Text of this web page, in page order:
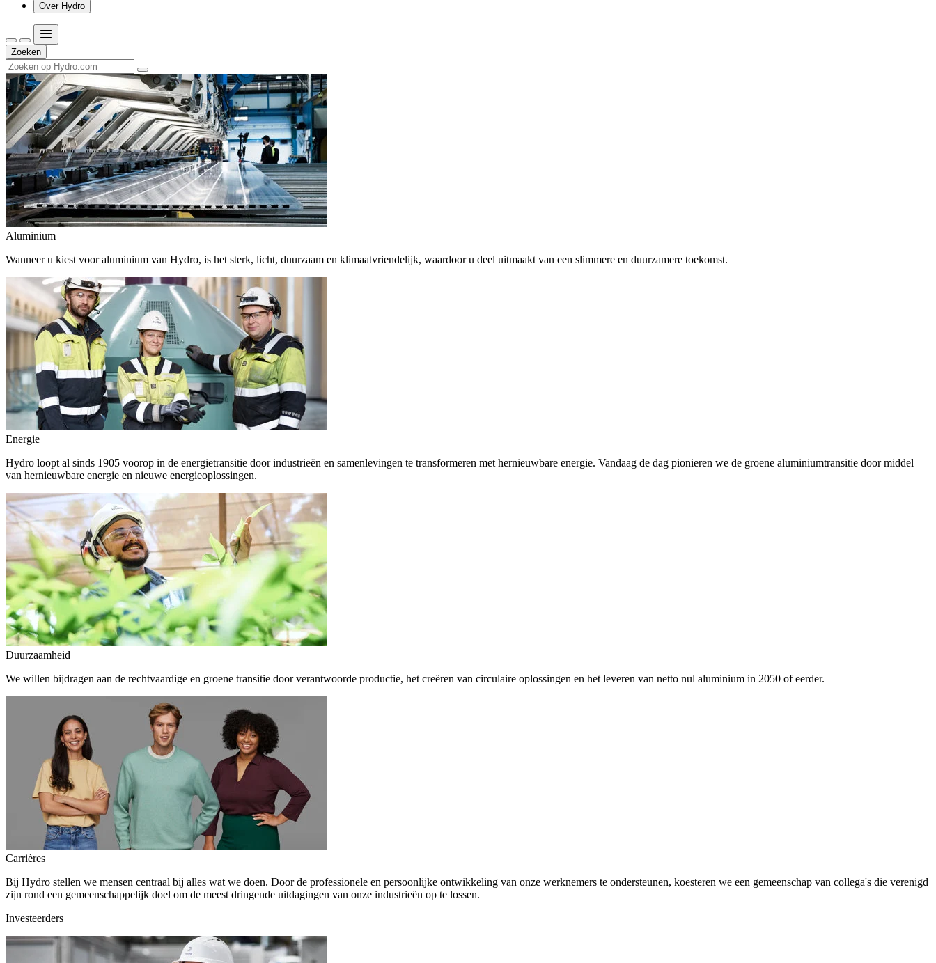
Over Hydro
Zoeken
Aluminium
Wanneer u kiest voor aluminium van Hydro, is het sterk, licht, duurzaam en klimaatvriendelijk, waardoor u deel uitmaakt van een slimmere en duurzamere toekomst.
Energie
Hydro loopt al sinds 1905 voorop in de energietransitie door industrieën en samenlevingen te transformeren met hernieuwbare energie. Vandaag de dag pionieren we de groene aluminiumtransitie door middel
van hernieuwbare energie en nieuwe energieoplossingen.
Duurzaamheid
We willen bijdragen aan de rechtvaardige en groene transitie door verantwoorde productie, het creëren van circulaire oplossingen en het leveren van netto nul aluminium in 2050 of eerder.
Carrières
Bij Hydro stellen we mensen centraal bij alles wat we doen. Door de professionele en persoonlijke ontwikkeling van onze werknemers te ondersteunen, koesteren we een gemeenschap van collega's die verenigd
zijn rond een gemeenschappelijk doel om de meest dringende uitdagingen van onze industrieën op te lossen.
Investeerders